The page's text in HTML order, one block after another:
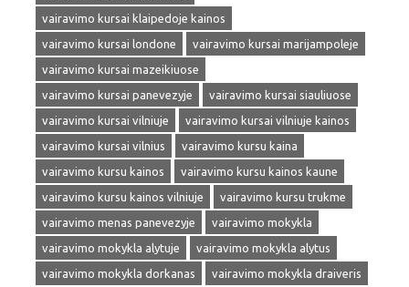
vairavimo kursai klaipedoje kainos
vairavimo kursai londone
vairavimo kursai marijampoleje
vairavimo kursai mazeikiuose
vairavimo kursai panevezyje
vairavimo kursai siauliuose
vairavimo kursai vilniuje
vairavimo kursai vilniuje kainos
vairavimo kursai vilnius
vairavimo kursu kaina
vairavimo kursu kainos
vairavimo kursu kainos kaune
vairavimo kursu kainos vilniuje
vairavimo kursu trukme
vairavimo menas panevezyje
vairavimo mokykla
vairavimo mokykla alytuje
vairavimo mokykla alytus
vairavimo mokykla dorkanas
vairavimo mokykla draiveris